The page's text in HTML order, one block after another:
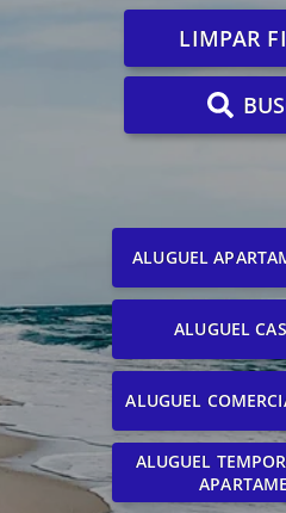
LIMPAR
ALUGUEL
ALUGUEL
ALUGUEL
ALUGUEL